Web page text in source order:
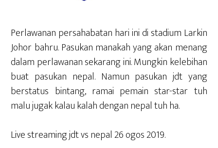
Perlawanan persahabatan hari ini di stadium Larkin
Johor bahru. Pasukan manakah yang akan menang
dalam perlawanan sekarang ini. Mungkin kelebihan
buat pasukan nepal. Namun pasukan jdt yang
berstatus bintang, ramai pemain star-star tuh
malu jugak kalau kalah dengan nepal tuh ha.
Live streaming jdt vs nepal 26 ogos 2019.